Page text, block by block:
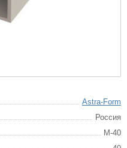
Astra-Form
Россия
М-40